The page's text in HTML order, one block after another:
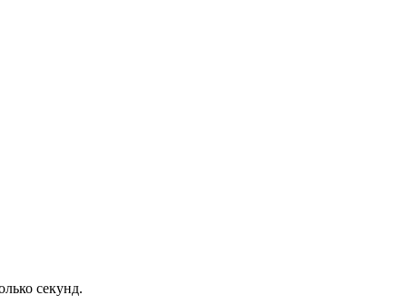
секунд.